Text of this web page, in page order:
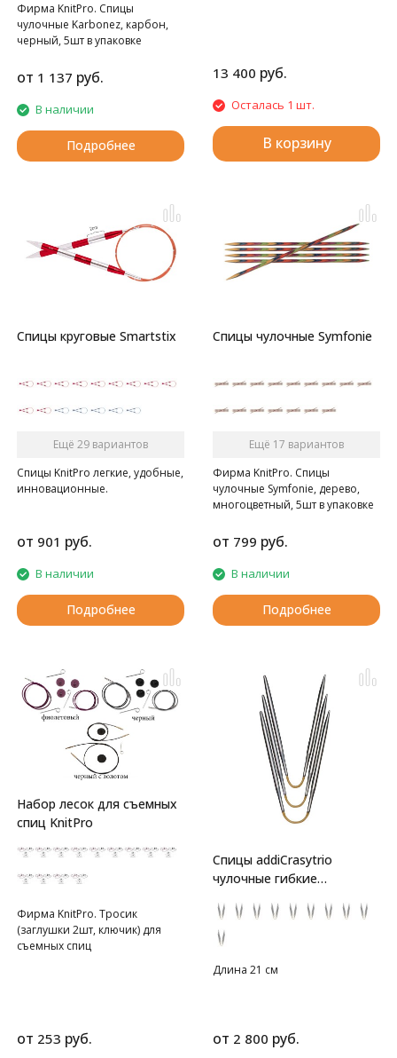
Фирма KnitPro. Спицы
чулочные Karbonez, карбон,
черный, 5шт в упаковке
от 1 137 руб.
В наличии
Подробнее
13 400 руб.
Осталась 1 шт.
В корзину
Спицы круговые Smartstix
Ещё 29 вариантов
Спицы KnitPro легкие, удобные,
инновационные.
от 901 руб.
В наличии
Подробнее
Спицы чулочные Symfonie
Ещё 17 вариантов
Фирма KnitPro. Спицы
чулочные Symfonie, дерево,
многоцветный, 5шт в упаковке
от 799 руб.
В наличии
Подробнее
Набор лесок для съемных
спиц KnitPro
Фирма KnitPro. Тросик
(заглушки 2шт, ключик) для
съемных спиц
от 253 руб.
Спицы addiCrasytrio
чулочные гибкие
Длина 21 см
от 2 800 руб.